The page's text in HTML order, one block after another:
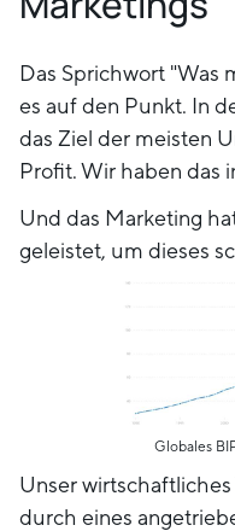
Das Sprichwort "Was
es auf den Punkt. In
das Ziel der meisten
Profit. Wir haben das
Und das Marketing
geleistet, um dieses
Globales
Unser
durch eines